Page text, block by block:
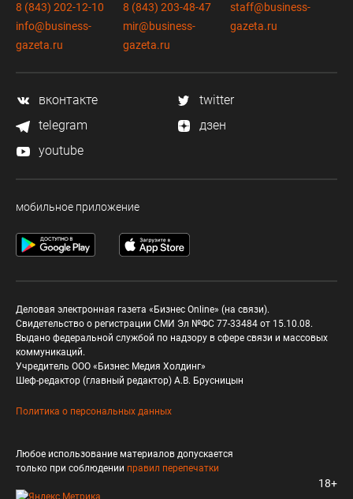
8 (843) 202-12-10
info@business-
gazeta.ru
8 (843) 203-48-47
mir@business-
gazeta.ru
staff@business-
gazeta.ru
вконтакте
twitter
telegram
дзен
youtube
мобильное приложение
Деловая электронная газета «Бизнес Online» (на связи).
Свидетельство о регистрации СМИ Эл №ФС 77-33484 от 15.10.08.
Выдано федеральной службой по надзору в сфере связи и массовых
коммуникаций.
Учредитель ООО «Бизнес Медия Холдинг»
Шеф-редактор (главный редактор) А.В. Брусницын
Политика о персональных данных
Любое использование материалов допускается
только при соблюдении правил перепечатки
18+